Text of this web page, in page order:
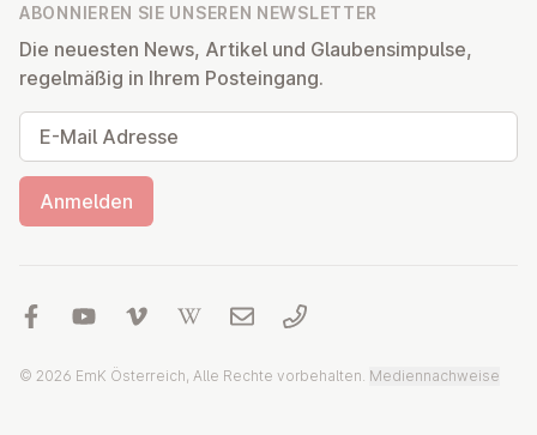
ABONNIEREN SIE UNSEREN NEWSLETTER
Die neuesten News, Artikel und Glaubensimpulse,
regelmäßig in Ihrem Posteingang.
E-Mail Adresse
Anmelden
© 2026 EmK Österreich, Alle Rechte vorbehalten. Mediennachweise